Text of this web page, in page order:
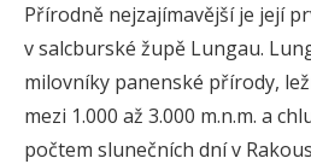
Přírodně nejzajímavější je její
v salcburské župě Lungau.
milovníky panenské přírody,
mezi 1.000 až 3.000 m.n.m. a
počtem slunečních dní v